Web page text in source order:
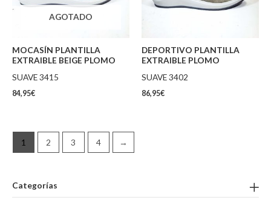
Categorías
AGOTADO
MOCASÍN PLANTILLA
EXTRAIBLE BEIGE PLOMO
SUAVE 3415
84,95€
DEPORTIVO PLANTILLA
EXTRAIBLE PLOMO
SUAVE 3402
86,95€
1 2 3 4 →